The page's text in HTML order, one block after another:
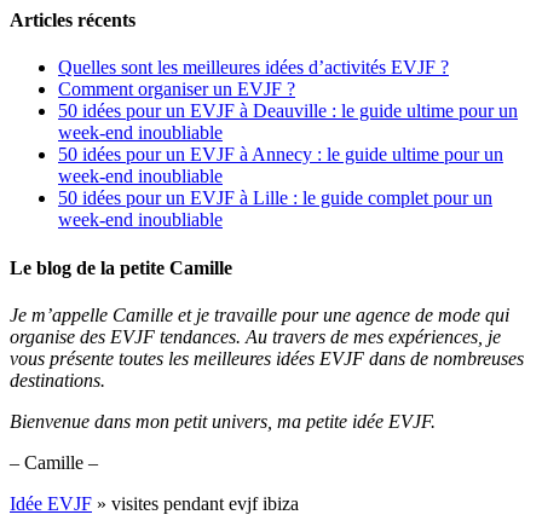
Articles récents
Quelles sont les meilleures idées d’activités EVJF ?
Comment organiser un EVJF ?
50 idées pour un EVJF à Deauville : le guide ultime pour un
week-end inoubliable
50 idées pour un EVJF à Annecy : le guide ultime pour un
week-end inoubliable
50 idées pour un EVJF à Lille : le guide complet pour un
week-end inoubliable
Le blog de la petite Camille
Je m’appelle Camille et je travaille pour une agence de mode qui
organise des EVJF tendances. Au travers de mes expériences, je
vous présente toutes les meilleures idées EVJF dans de nombreuses
destinations.
Bienvenue dans mon petit univers, ma petite idée EVJF.
– Camille –
Idée EVJF » visites pendant evjf ibiza